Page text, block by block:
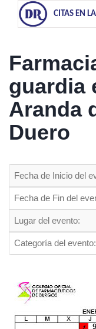
CITAS EN
guardia
Aranda
Duero
Fecha de Inicio del
Fecha de Fin del
Lugar del evento:
Categoría del evento: